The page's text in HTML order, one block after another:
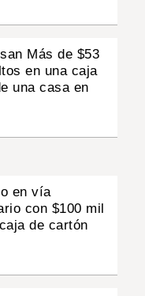
Más de $53
en una caja
una casa en
en vía
con $100 mil
de cartón